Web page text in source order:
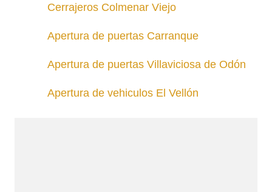
Cerrajeros Colmenar Viejo
Apertura de puertas Carranque
Apertura de puertas Villaviciosa de Odón
Apertura de vehiculos El Vellón